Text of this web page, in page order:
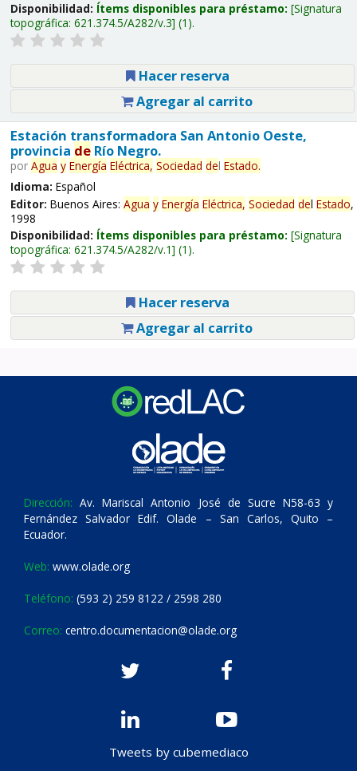
Disponibilidad: Ítems disponibles para préstamo: Signatura
topográfica: 621.374.5/A282/v.3 (1).
Hacer reserva
Agregar al carrito
Estación transformadora San Antonio Oeste,
provincia deRío Negro.
por Agua y Energía Eléctrica, Sociedad del Estado.
Idioma: Español
Editor: Buenos Aires: Agua y Energía Eléctrica, Sociedad del Estado,
1998
Disponibilidad: Ítems disponibles para préstamo: Signatura
topográfica: 621.374.5/A282/v.1 (1).
Hacer reserva
Agregar al carrito
Dirección: Av. Mariscal Antonio José de Sucre N58-63 y
Fernández Salvador Edif. Olade – San Carlos, Quito –
Ecuador.
Web: www.olade.org
Teléfono: (593 2) 259 8122 / 2598 280
Correo: centro.documentacion@olade.org
Tweets by cubemediaco